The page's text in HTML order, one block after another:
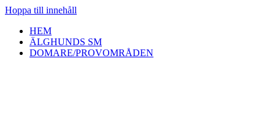
Hoppa till innehåll
HEM
ÄLGHUNDS SM
DOMARE/PROVOMRÅDEN